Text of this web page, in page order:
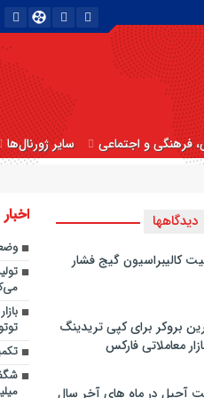
فرهنگی و اجتماعی سایر ژورنال‌ها
دیدگاهها
کالیبراسیون گیج فشار
بروکر برای کپی‌ تریدینگ
معاملاتی فارکس
آجیل در ماه های آخر سال